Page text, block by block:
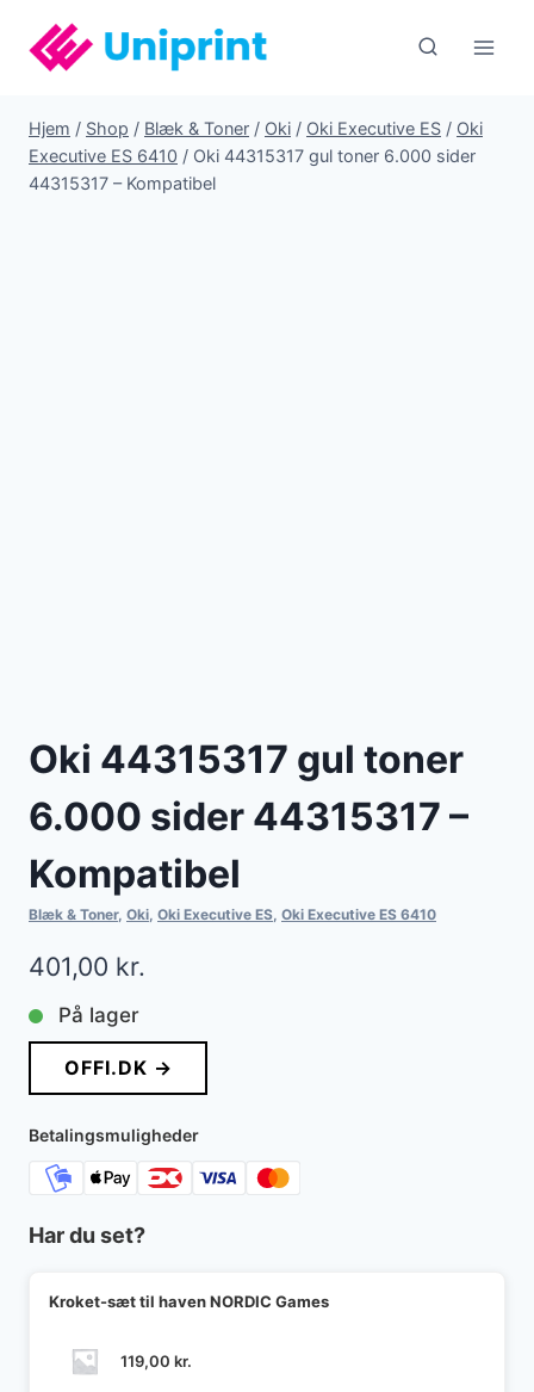
indhold
Hjem / Shop / Blæk & Toner / Oki / Oki Executive ES / Oki
Executive ES 6410 / Oki 44315317 gul toner 6.000 sider
44315317 – Kompatibel
Oki 44315317 gul toner
6.000 sider 44315317 –
Kompatibel
Blæk & Toner, Oki, Oki Executive ES, Oki Executive ES 6410
401,00 kr.
På lager
OFFI.DK →
Betalingsmuligheder
Har du set?
Kroket-sæt til haven NORDIC Games
119,00 kr.